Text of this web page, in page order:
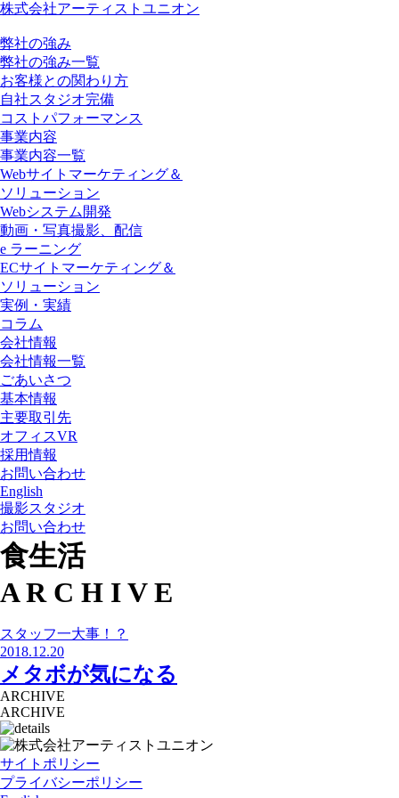
株式会社アーティストユニオン
弊社の強み
弊社の強み一覧
お客様との関わり方
自社スタジオ完備
コストパフォーマンス
事業内容
事業内容一覧
Webサイトマーケティング＆
ソリューション
Webシステム開発
動画・写真撮影、配信
e ラーニング
ECサイトマーケティング＆
ソリューション
実例・実績
コラム
会社情報
会社情報一覧
ごあいさつ
基本情報
主要取引先
オフィスVR
採用情報
お問い合わせ
English
撮影スタジオ
お問い合わせ
食生活
AR C H IVE
スタッフ一大事！？
2018.12.20
メタボが気になる
ARCHIVE
ARCHIVE
サイトポリシー
プライバシーポリシー